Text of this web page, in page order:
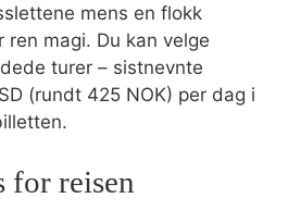
mens en flokk
magi. Du kan velge
turer – sistnevnte
(rundt 425 NOK) per dag i
for reisen